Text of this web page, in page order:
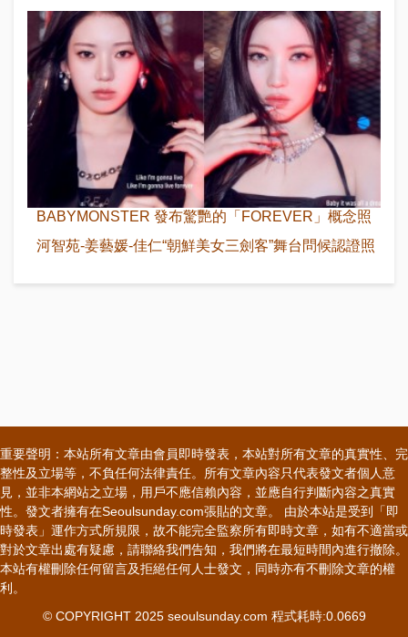
BABYMONSTER 發布驚艷的「FOREVER」概念照
河智苑-姜藝媛-佳仁“朝鮮美女三劍客”舞台問候認證照
重要聲明：本站所有文章由會員即時發表，本站對所有文章的真實性、完
整性及立場等，不負任何法律責任。所有文章內容只代表發文者個人意
見，並非本網站之立場，用戶不應信賴內容，並應自行判斷內容之真實
性。發文者擁有在Seoulsunday.com張貼的文章。 由於本站是受到「即
時發表」運作方式所規限，故不能完全監察所有即時文章，如有不適當或
對於文章出處有疑慮，請聯絡我們告知，我們將在最短時間內進行撤除。
本站有權刪除任何留言及拒絕任何人士發文，同時亦有不刪除文章的權
利。
© COPYRIGHT 2025 seoulsunday.com 程式耗時:0.0669